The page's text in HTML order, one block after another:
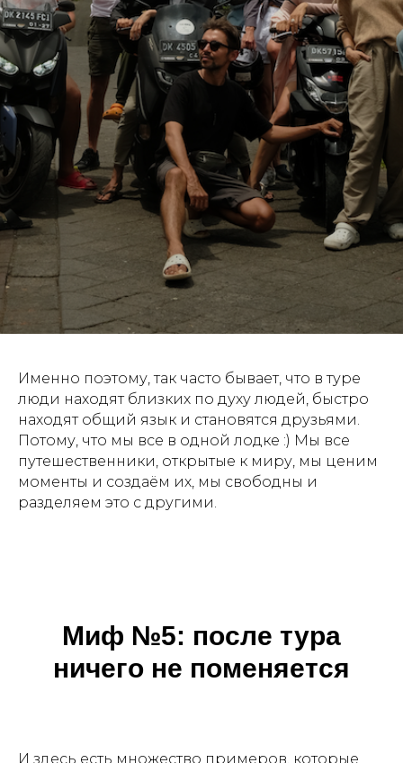
Именно поэтому, так часто бывает, что в туре
люди находят близких по духу людей, быстро
находят общий язык и становятся друзьями.
Потому, что мы все в одной лодке :) Мы все
путешественники, открытые к миру, мы ценим
моменты и создаём их, мы свободны и
разделяем это с другими.
Миф №5: после тура
ничего не поменяется
И здесь есть множество примеров, которые